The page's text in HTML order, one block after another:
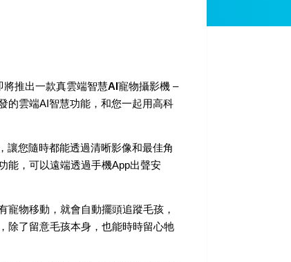
將推出一款真雲端智慧AI寵物攝影機–
的雲端AI智慧功能，和您一起用高科
讓您隨時都能透過清晰影像和最佳角
能，可以遠端透過手機App出聲安
寵物移動，就會自動擺頭追蹤毛孩，
除了留意毛孩本身，也能時時留心牠